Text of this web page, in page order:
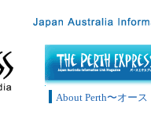
About Perth〜オー